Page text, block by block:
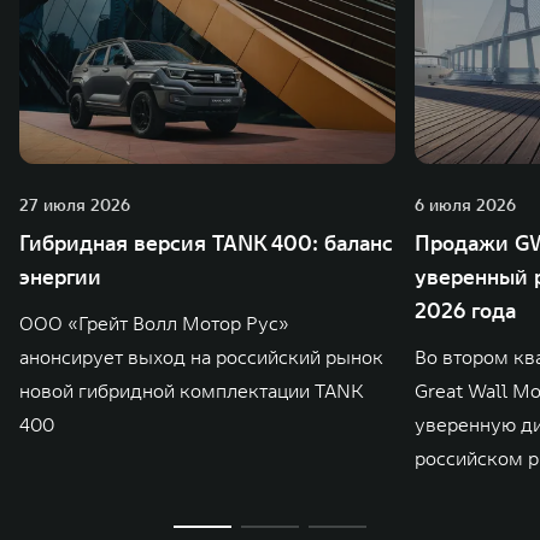
27 июля 2026
Гибридная версия TANK 400: баланс
энергии
ООО «Грейт Волл Мотор Рус»
анонсирует выход на российский рынок
новой гибридной комплектации TANK
400
6 июля 2026
Продажи
уверенный
2026 года
Во втором
Great Wall
уверенную
российском